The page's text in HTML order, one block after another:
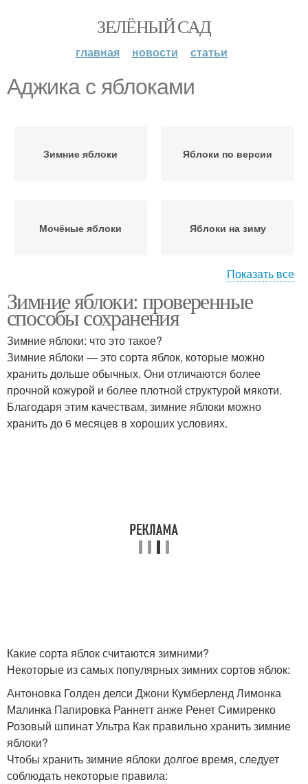
ЗЕЛЁНЫЙ САД
главная новости статьи
Аджика с яблоками
Зимние яблоки Яблоки по версии
Мочёные яблоки Яблоки на зиму
Компот из яблок Салат с яблоками
Варение из яблок
Показать все
Зимние яблоки: проверенные
способы сохранения
Зимние яблоки: что это такое?
Зимние яблоки — это сорта яблок, которые можно
хранить дольше обычных. Они отличаются более
прочной кожурой и более плотной структурой мякоти.
Благодаря этим качествам, зимние яблоки можно
хранить до 6 месяцев в хороших условиях.
Какие сорта яблок считаются зимними?
Некоторые из самых популярных зимних сортов яблок:
Антоновка Голден делси Джони Кумберленд Лимонка
Малинка Папировка Раннетт анже Ренет Симиренко
Розовый шпинат Ультра Как правильно хранить зимние
яблоки?
Чтобы хранить зимние яблоки долгое время, следует
соблюдать некоторые правила: